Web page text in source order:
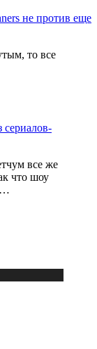
не против еще
то все
все же
что шоу